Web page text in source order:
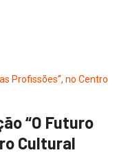
“O Futuro
Cultural